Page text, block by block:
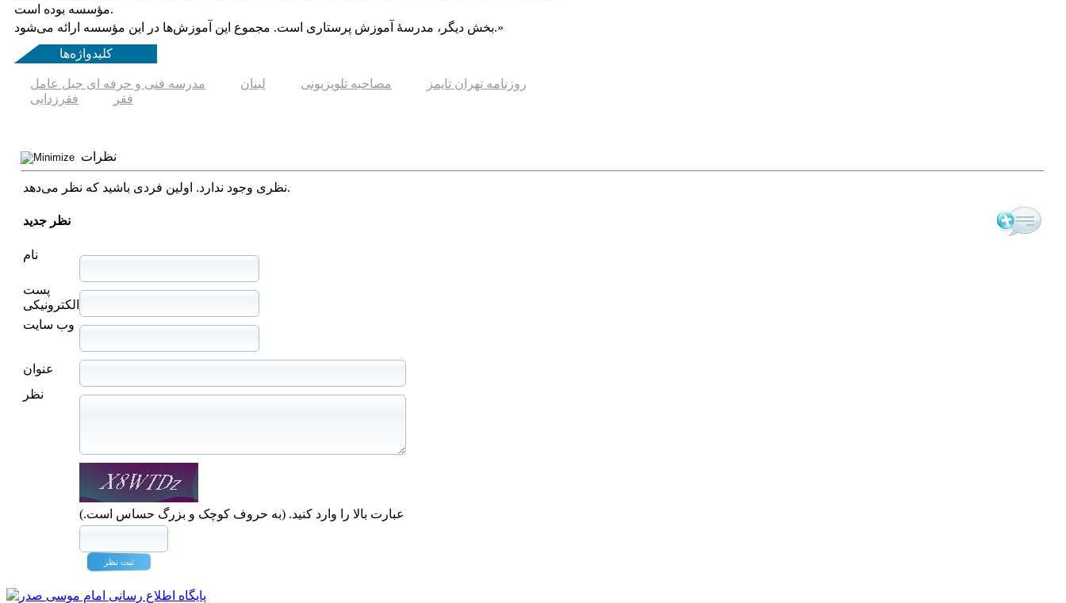
مؤسسه بوده است.
بخش دیگر، مدرسۀ آموزش پرستاری است. مجموع این آموزش‌ها در این مؤسسه ارائه می‌شود.»
کلیدواژه‌ها
روزنامه تهران تایمز مصاحبه تلویزیونی لبنان
مدرسه فنی و حرفه ای جبل عامل
فقر
فقرزدایی
نظرات
نظری وجود ندارد. اولین فردی باشید که نظر می‌دهد.
نظر جدید
نام
پست
الکترونیکی
وب سایت
عنوان
نظر
عبارت بالا را وارد کنید. (به حروف کوچک و بزرگ حساس است.)